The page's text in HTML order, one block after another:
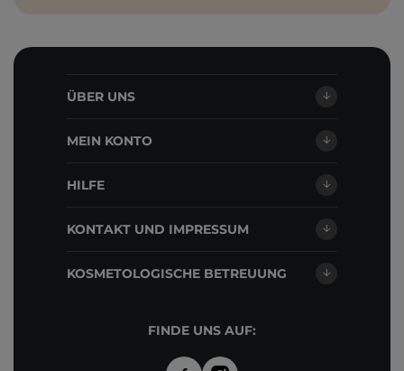
ÜBER UNS
MEIN KONTO
HILFE
KONTAKT UND IMPRESSUM
KOSMETOLOGISCHE BETREUUNG
FINDE UNS AUF: